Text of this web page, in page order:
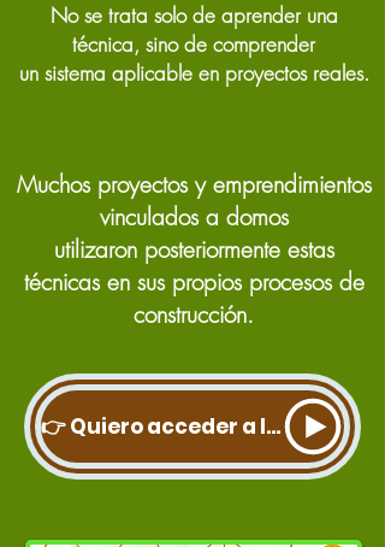
No se trata solo de aprender una
técnica, sino de comprender
un sistema aplicable en proyectos reales.
Muchos proyectos y emprendimientos
vinculados a domos
utilizaron posteriormente estas
técnicas en sus propios procesos de
construcción.
👉 Quiero acceder a la Especialización